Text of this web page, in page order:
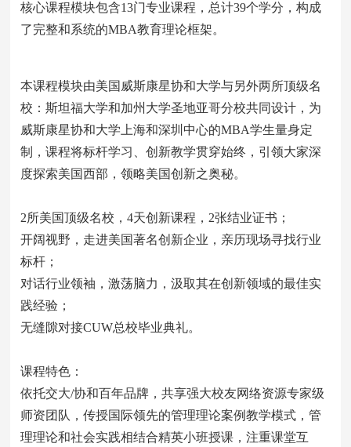
核心课程模块包含13门专业课程，总计39个学分，构成
了完整和系统的MBA教育理论框架。
本课程模块由美国威斯康星协和大学与另外两所顶级名
校：斯坦福大学和加州大学圣地亚哥分校共同设计，为
威斯康星协和大学上海和深圳中心的MBA学生量身定
制，课程将标杆学习、创新教学贯穿始终，引领大家深
度探索美国西部，领略美国创新之奥秘。
2所美国顶级名校，4天创新课程，2张结业证书；
开阔视野，走进美国著名创新企业，亲历现场寻找行业
标杆；
对话行业领袖，激荡脑力，汲取其在创新领域的最佳实
践经验；
无缝隙对接CUW总校毕业典礼。
课程特色：
依托交大/协和百年品牌，共享强大校友网络资源专家级
师资团队，传授国际领先的管理理论案例教学模式，管
理理论和社会实践相结合精英小班授课，注重课堂互